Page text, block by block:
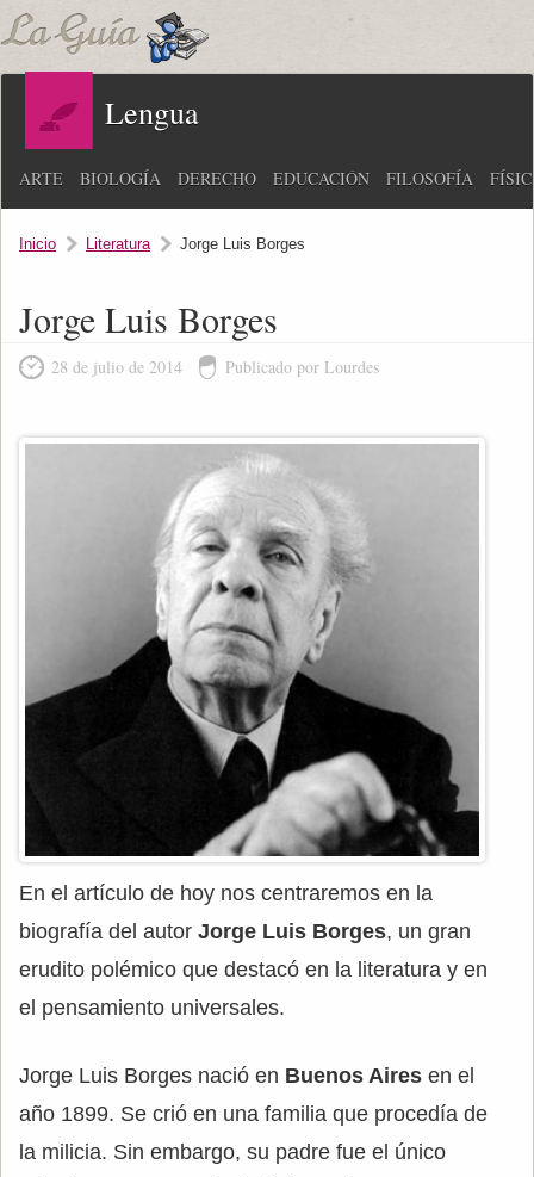
Lengua
ARTE BIOLOGÍA DERECHO EDUCACIÓN FILOSOFÍA
Inicio Literatura Jorge Luis Borges
Jorge Luis Borges
28 de julio de 2014 Publicado por Lourdes
En el artículo de hoy nos centraremos en la
biografía del autor Jorge Luis Borges, un gran
erudito polémico que destacó en la literatura y en
el pensamiento universales.
Jorge Luis Borges nació en Buenos Aires en el
año 1899. Se crió en una familia que procedía de
la milicia. Sin embargo, su padre fue el único